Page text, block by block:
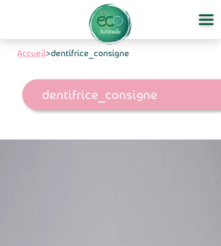
Aller au contenu principal
Accueil>dentifrice_consigne
dentifrice_consigne